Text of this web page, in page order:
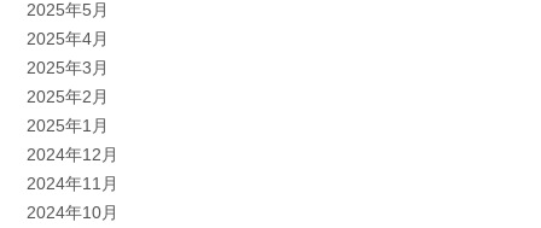
2025年5月
2025年4月
2025年3月
2025年2月
2025年1月
2024年12月
2024年11月
2024年10月